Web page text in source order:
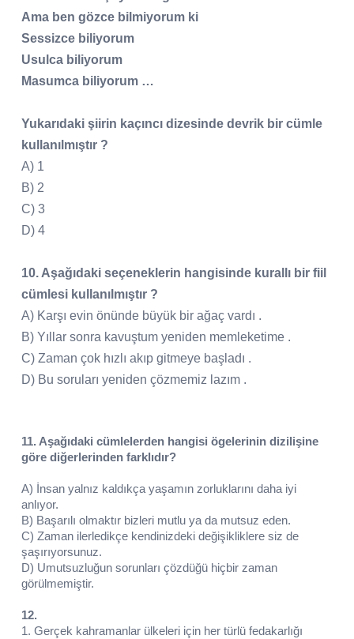
Ama ben gözce bilmiyorum ki
Sessizce biliyorum
Usulca biliyorum
Masumca biliyorum …
Yukarıdaki şiirin kaçıncı dizesinde devrik bir cümle
kullanılmıştır ?
A) 1
B) 2
C) 3
D) 4
10. Aşağıdaki seçeneklerin hangisinde kurallı bir fiil
cümlesi kullanılmıştır ?
A) Karşı evin önünde büyük bir ağaç vardı .
B) Yıllar sonra kavuştum yeniden memleketime .
C) Zaman çok hızlı akıp gitmeye başladı .
D) Bu soruları yeniden çözmemiz lazım .
11. Aşağıdaki cümlelerden hangisi ögelerinin dizilişine
göre diğerlerinden farklıdır?
A) İnsan yalnız kaldıkça yaşamın zorluklarını daha iyi
anlıyor.
B) Başarılı olmaktır bizleri mutlu ya da mutsuz eden.
C) Zaman ilerledikçe kendinizdeki değişikliklere siz de
şaşırıyorsunuz.
D) Umutsuzluğun sorunları çözdüğü hiçbir zaman
görülmemiştir.
12.
1. Gerçek kahramanlar ülkeleri için her türlü fedakarlığı